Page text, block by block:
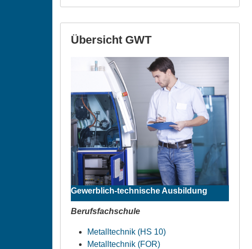
Übersicht GWT
Gewerblich-technische Ausbildung
Berufsfachschule
Metalltechnik (HS 10)
Metalltechnik (FOR)